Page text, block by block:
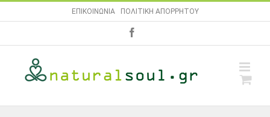
to
ΕΠΙΚΟΙΝΩΝΙΑ| ΠΟΛΙΤΙΚΗ ΑΠΟΡΡΗΤΟΥ